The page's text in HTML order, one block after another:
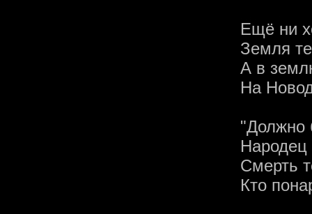
Ещё ни
Земля
А в
На
"Должно
Народец
Смерть
Кто